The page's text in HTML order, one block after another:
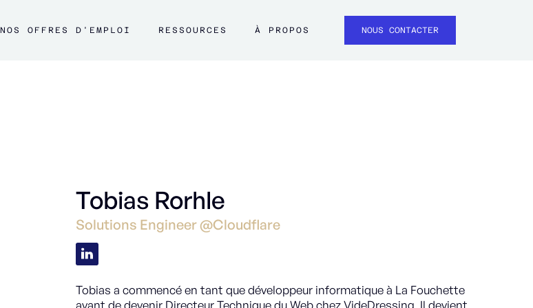
NOS OFFRES D'EMPLOI RESSOURCES À PROPOS NOUS CONTACTER
Tobias Rorhle
Solutions Engineer @Cloudflare
Tobias a commencé en tant que développeur informatique à La Fouchette
avant de devenir Directeur Technique du Web chez VideDressing. Il devient